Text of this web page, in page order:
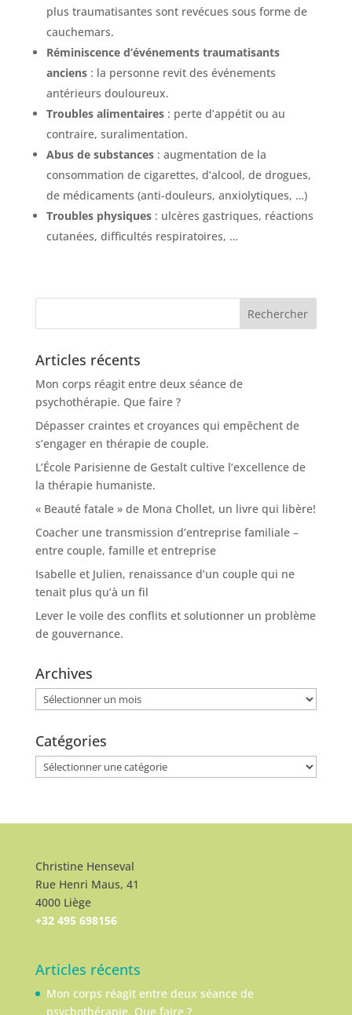
plus traumatisantes sont revécues sous forme de
cauchemars.
Réminiscence d’événements traumatisants
anciens : la personne revit des événements
antérieurs douloureux.
Troubles alimentaires : perte d’appétit ou au
contraire, suralimentation.
Abus de substances : augmentation de la
consommation de cigarettes, d’alcool, de drogues,
de médicaments (anti-douleurs, anxiolytiques, …)
Troubles physiques : ulcères gastriques, réactions
cutanées, difficultés respiratoires, …
Articles récents
Mon corps réagit entre deux séance de
psychothérapie. Que faire ?
Dépasser craintes et croyances qui empêchent de
s’engager en thérapie de couple.
L’École Parisienne de Gestalt cultive l’excellence de
la thérapie humaniste.
« Beauté fatale » de Mona Chollet, un livre qui libère!
Coacher une transmission d’entreprise familiale –
entre couple, famille et entreprise
Isabelle et Julien, renaissance d’un couple qui ne
tenait plus qu’à un fil
Lever le voile des conflits et solutionner un problème
de gouvernance.
Archives
Archives
Catégories
Catégories
Christine Henseval
Rue Henri Maus, 41
4000 Liège
+32 495 698156
Articles récents
Mon corps réagit entre deux séance de
psychothérapie. Que faire ?